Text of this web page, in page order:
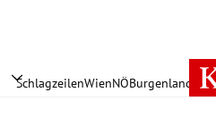
SchlagzeilenWienNÖBurgenland